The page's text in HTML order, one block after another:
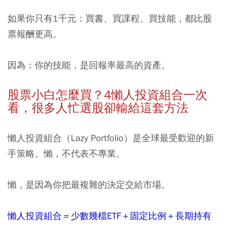
如果你只有1千元：買書、買課程、買技能，都比股
票報酬更高。
因為：你的技能，是回報率最高的資產。
股票小白怎麼買？4懶人投資組合一次
看，很多人忙選股卻輸給這套方法
懶人投資組合（Lazy Portfolio）是全球最受歡迎的新
手策略。懶，不代表不專業。
懶，是因為你把最複雜的決定交給市場。
懶人投資組合＝少數幾檔ETF＋固定比例＋長期持有